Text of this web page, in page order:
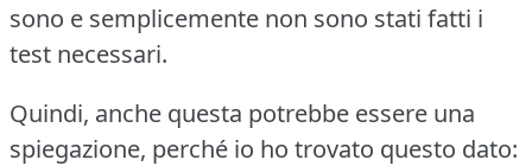
sono e semplicemente non sono stati fatti i
test necessari.
Quindi, anche questa potrebbe essere una
spiegazione, perché io ho trovato questo dato: